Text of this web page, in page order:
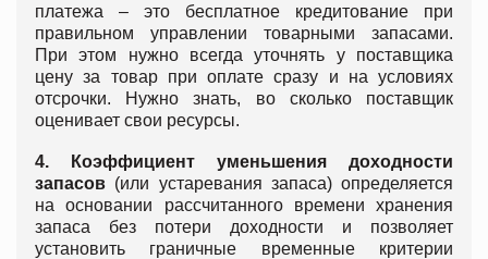
платежа – это бесплатное кредитование при
правильном управлении товарными запасами.
При этом нужно всегда уточнять у поставщика
цену за товар при оплате сразу и на условиях
отсрочки. Нужно знать, во сколько поставщик
оценивает свои ресурсы.
4. Коэффициент уменьшения доходности
запасов (или устаревания запаса) определяется
на основании рассчитанного времени хранения
запаса без потери доходности и позволяет
установить граничные временные критерии